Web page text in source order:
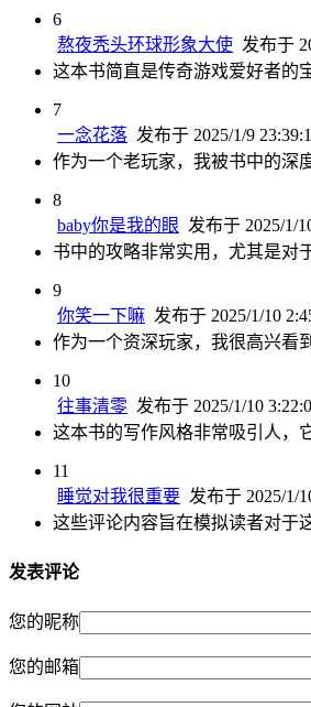
6
熬夜秃头环球形象大使 发布于
这本书简直是传奇游戏爱好者的
7
一念花落 发布于 2025/1/9
作为一个老玩家，我被书中的深
8
baby你是我的眼 发布于 2025/1/
书中的攻略非常实用，尤其是对
9
你笑一下嘛 发布于 2025/1/10
作为一个资深玩家，我很高兴看
10
往事清零 发布于 2025/1/10
这本书的写作风格非常吸引人，
11
睡觉对我很重要 发布于 2025/1/
这些评论内容旨在模拟读者对于
发表评论
您的昵称
您的邮箱